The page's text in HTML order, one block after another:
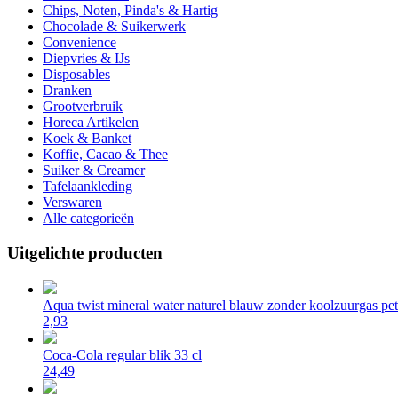
Chips, Noten, Pinda's & Hartig
Chocolade & Suikerwerk
Convenience
Diepvries & IJs
Disposables
Dranken
Grootverbruik
Horeca Artikelen
Koek & Banket
Koffie, Cacao & Thee
Suiker & Creamer
Tafelaankleding
Verswaren
Alle categorieën
Uitgelichte producten
Aqua twist mineral water naturel blauw zonder koolzuurgas
2,93
Coca-Cola regular blik 33 cl
24,49